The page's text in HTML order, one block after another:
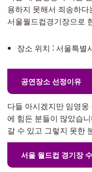
용하지 못해서 죄송하
서울월드컵경기장으로
장소 위치 : 서울특별
공연장소 선정이유
다들 아시겠지만 임영
에 힘든 분들이 많았습
갈 수 있고 그렇지 못한
서울 월드컵 경기장